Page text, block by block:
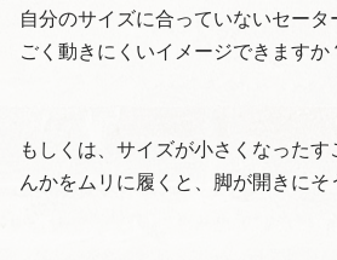
自分のサイズに合っていないセー
ごく動きにくいイメージできますか
もしくは、サイズが小さくなった
んかをムリに履くと、脚が開きにそ